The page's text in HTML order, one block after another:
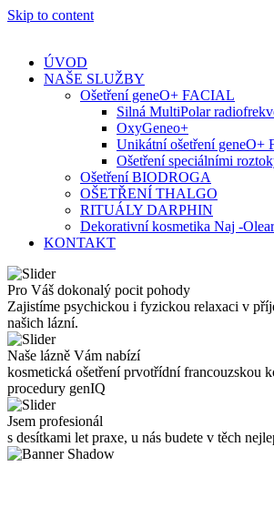
Skip to content
ÚVOD
NAŠE SLUŽBY
Ošetření geneO+ FACIAL
Silná MultiPolar
OxyGeneo+
Unikátní ošetření geneO+
Ošetření speciálními
Ošetření BIODROGA
OŠETŘENÍ THALGO
RITUÁLY DARPHIN
Dekorativní kosmetika Naj -
KONTAKT
Pro Váš dokonalý pocit pohody
Zajistíme psychickou i fyzickou relaxaci v
našich lázní.
Naše lázně Vám nabízí
kosmetická ošetření prvotřídní francouzskou
procedury genIQ
Jsem profesionál
s desítkami let praxe, u nás budete v těch